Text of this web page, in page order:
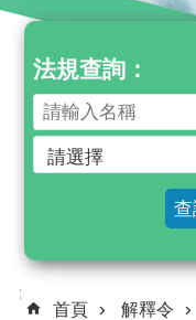
息
公
告
法
律
規
令
法規查詢：
查
:::
首頁 解釋令